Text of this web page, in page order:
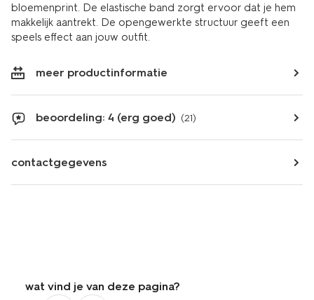
bloemenprint. De elastische band zorgt ervoor dat je hem
makkelijk aantrekt. De opengewerkte structuur geeft een
speels effect aan jouw outfit.
meer productinformatie
beoordeling: 4 (erg goed) (21)
contactgegevens
wat vind je van deze pagina?